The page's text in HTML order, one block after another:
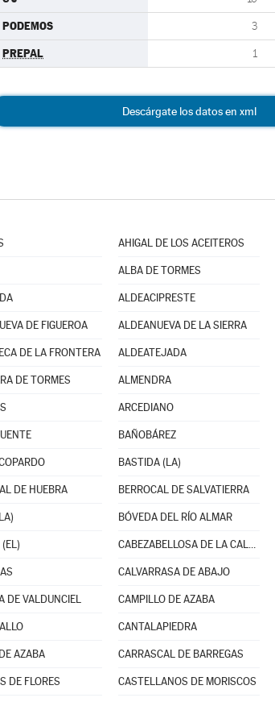
PODEMOS 3
PREPAL 1
Descárgate los datos en xml
AHIGAL DE LOS ACEITEROS
ALBA DE TORMES
ALDEACIPRESTE
DE FIGUEROA ALDEANUEVA DE LA SIERRA
DE LA FRONTERA ALDEATEJADA
DE TORMES ALMENDRA
ARCEDIANO
BAÑOBÁREZ
BASTIDA (LA)
DE HUEBRA BERROCAL DE SALVATIERRA
BÓVEDA DEL RÍO ALMAR
CABEZABELLOSA DE LA CALZADA
CALVARRASA DE ABAJO
DE VALDUNCIEL CAMPILLO DE AZABA
CANTALAPIEDRA
AZABA CARRASCAL DE BARREGAS
DE FLORES CASTELLANOS DE MORISCOS